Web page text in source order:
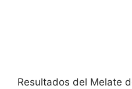
Resultados del Melate